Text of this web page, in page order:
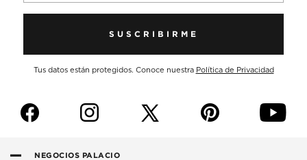
SUSCRIBIRME
Tus datos están protegidos. Conoce nuestra Política de Privacidad
f i p y
NEGOCIOS PALACIO